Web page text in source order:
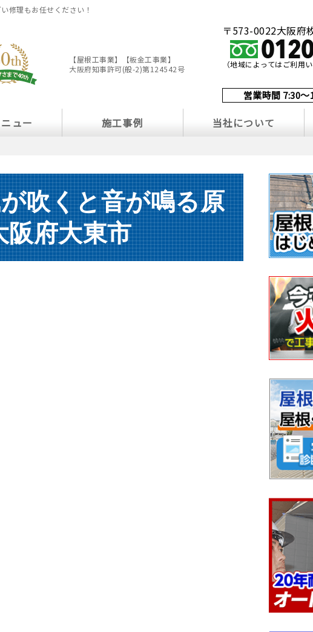
修理もお任せください！
【屋根工事業】【板金工事業】
大阪府知事許可(般-2)第124542号
〒573-0022大阪府
（地域によってはご利用
営業時間 7:30
ュー 施工事例 当社について
吹くと音が鳴る原
府大東市